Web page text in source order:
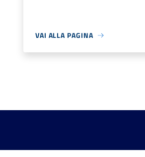
VAI ALLA PAGINA